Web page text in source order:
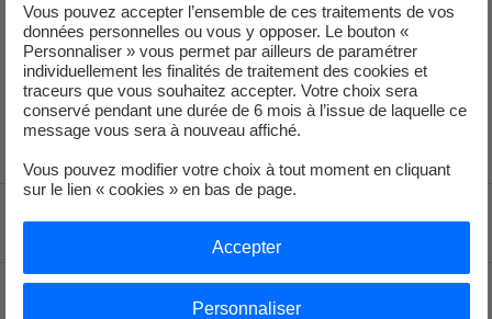
professeure de danse, une passion qu’elle cultive avec la
même rigueur et la même énergie. Son ambition pour
l’avenir : continuer à progresser, élargir son champ de
compétences et contribuer pleinement à la performance
du site.
Voir le fil d'ariane
Vous pouvez accepter l’ensemble de ces traitements de vos
données personnelles ou vous y opposer. Le bouton «
Personnaliser » vous permet par ailleurs de paramétrer
individuellement les finalités de traitement des cookies et
traceurs que vous souhaitez accepter. Votre choix sera
conservé pendant une durée de 6 mois à l’issue de laquelle ce
message vous sera à nouveau affiché.
Vous pouvez modifier votre choix à tout moment en cliquant
sur le lien « cookies » en bas de page.
Personnaliser
Accepter